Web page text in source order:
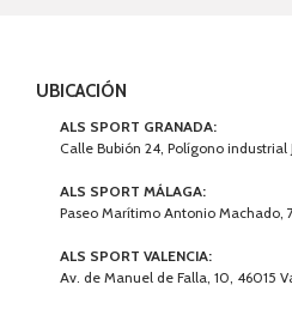
UBICACIÓN
ALS SPORT GRANADA:
Calle Bubión 24, Polígono industrial
ALS SPORT MÁLAGA:
Paseo Marítimo Antonio Machado,
ALS SPORT VALENCIA:
Av. de Manuel de Falla, 10, 46015